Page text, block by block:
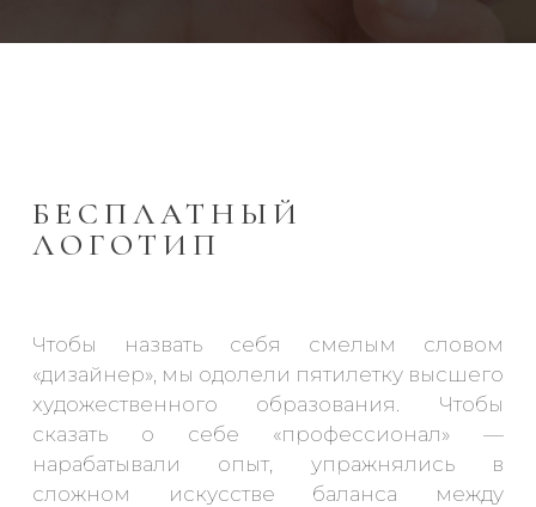
БЕСПЛАТНЫЙ
ЛОГОТИП
Чтобы назвать себя смелым словом
«дизайнер», мы одолели пятилетку высшего
художественного образования. Чтобы
сказать о себе «профессионал» —
нарабатывали опыт, упражнялись в
сложном искусстве баланса между